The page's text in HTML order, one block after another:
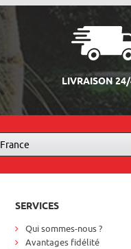
LIVRAISON
France
SERVICES
Qui sommes-nous ?
Avantages fidélité